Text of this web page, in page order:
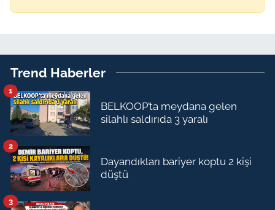
Trend Haberler
BELKOOP’ta meydana gelen
silahlı saldırıda 3 yaralı
1
Dayandıkları bariyer koptu 2 kişi
düştü
2
3